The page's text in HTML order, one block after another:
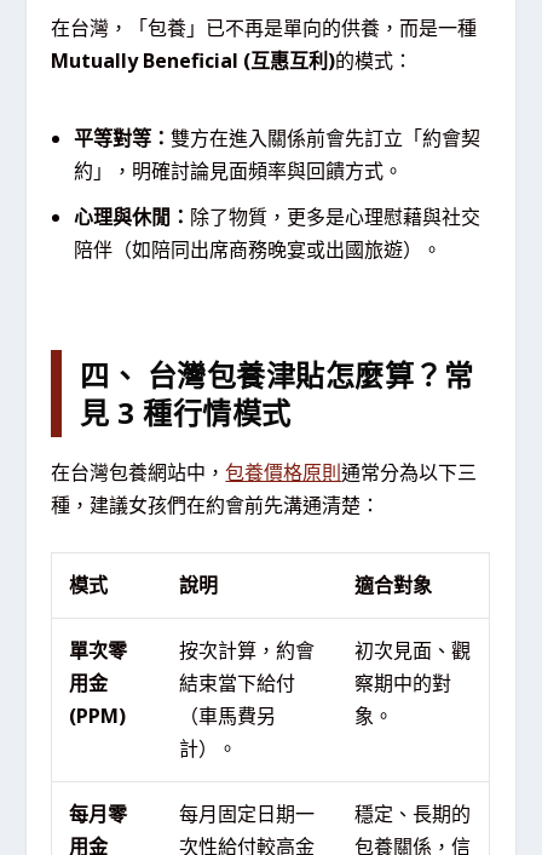
在台灣，「包養」已不再是單向的供養，而是一種
Mutually Beneficial (互惠互利)的模式：
平等對等： 雙方在進入關係前會先訂立「約會契
約」，明確討論見面頻率與回饋方式。
心理與休閒： 除了物質，更多是心理慰藉與社交
陪伴（如陪同出席商務晚宴或出國旅遊）。
四、 台灣包養津貼怎麼算？常
見 3 種行情模式
在台灣包養網站中，包養價格原則通常分為以下三
種，建議女孩們在約會前先溝通清楚：
模式 說明 適合對象
單次零
用金
(PPM)
按次計算，約會
結束當下給付
（車馬費另
計）。
初次見面、觀
察期中的對
象。
每月零
用金
每月固定日期一
次性給付較高金
穩定、長期的
包養關係，信